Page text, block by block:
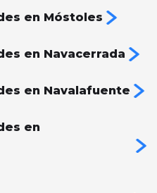
en Móstoles
en Navacerrada
en Navalafuente
en